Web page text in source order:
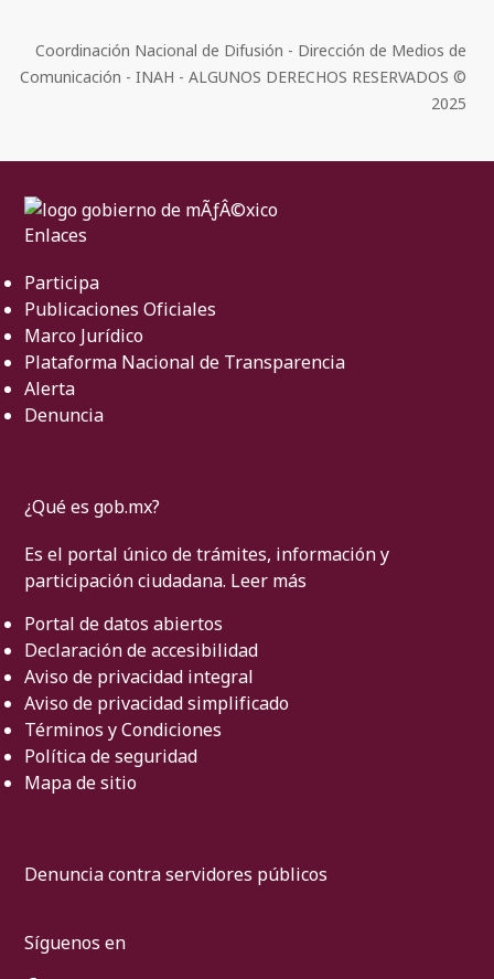
Coordinación Nacional de Difusión - Dirección de Medios de
Comunicación - INAH - ALGUNOS DERECHOS RESERVADOS ©
2025
Enlaces
Participa
Publicaciones Oficiales
Marco Jurídico
Plataforma Nacional de Transparencia
Alerta
Denuncia
¿Qué es gob.mx?
Es el portal único de trámites, información y
participación ciudadana. Leer más
Portal de datos abiertos
Declaración de accesibilidad
Aviso de privacidad integral
Aviso de privacidad simplificado
Términos y Condiciones
Política de seguridad
Mapa de sitio
Denuncia contra servidores públicos
Síguenos en